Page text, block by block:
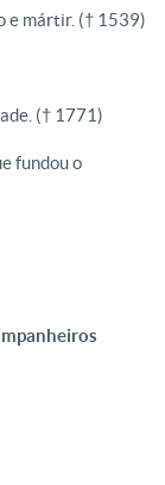
e mártir. († 1539)
(† 1771)
fundou o